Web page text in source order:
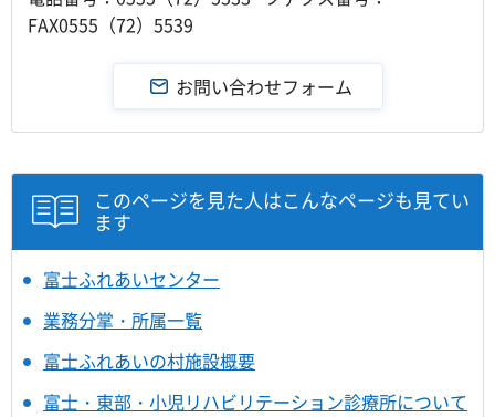
FAX0555（72）5539
このページを見た人はこんなページも見てい
ます
富士ふれあいセンター
業務分掌・所属一覧
富士ふれあいの村施設概要
富士・東部・小児リハビリテーション診療所について